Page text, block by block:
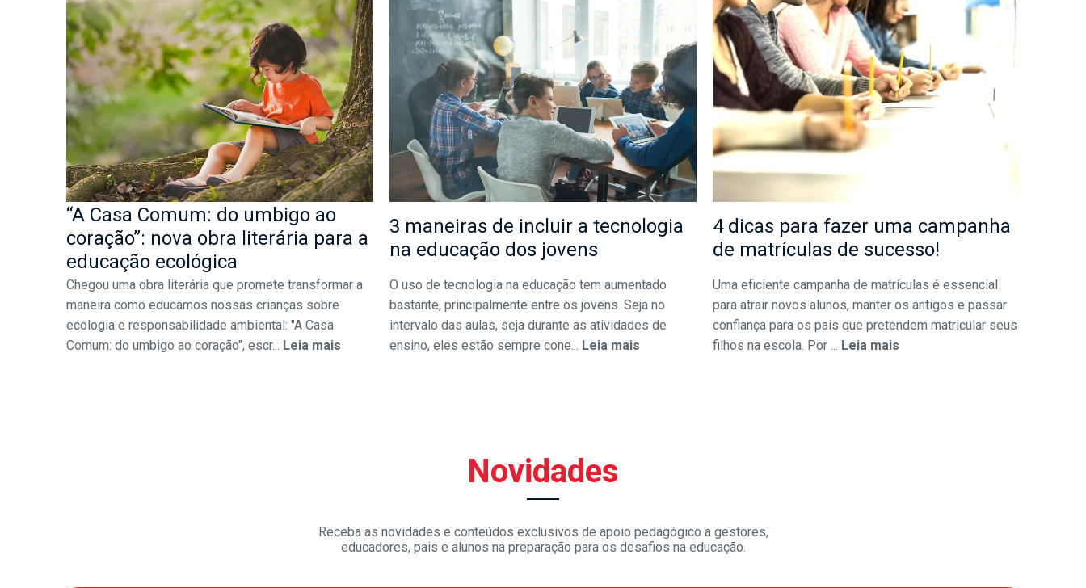
“A Casa Comum: do umbigo ao
coração”: nova obra literária para a
educação ecológica
Chegou uma obra literária que promete transformar a
maneira como educamos nossas crianças sobre
ecologia e responsabilidade ambiental: "A Casa
Comum: do umbigo ao coração", escr... Leia mais
3 maneiras de incluir a tecnologia
na educação dos jovens
O uso de tecnologia na educação tem aumentado
bastante, principalmente entre os jovens. Seja no
intervalo das aulas, seja durante as atividades de
ensino, eles estão sempre cone... Leia mais
4 dicas para fazer uma campanha
de matrículas de sucesso!
Uma eficiente campanha de matrículas é essencial
para atrair novos alunos, manter os antigos e passar
confiança para os pais que pretendem matricular seus
filhos na escola. Por ... Leia mais
Novidades
Receba as novidades e conteúdos exclusivos de apoio pedagógico a gestores,
educadores, pais e alunos na preparação para os desafios na educação.